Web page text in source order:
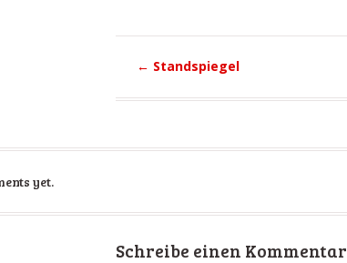
← Standspiegel
yet.
Schreibe einen Kommentar